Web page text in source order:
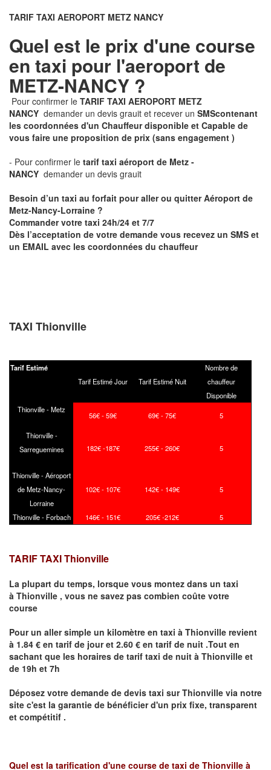
TARIF TAXI AEROPORT METZ NANCY
Quel est le prix d'une course
en taxi pour l'aeroport de
METZ-NANCY ?
Pour confirmer le TARIF TAXI AEROPORT METZ
NANCY demander un devis grauit et recever un SMScontenant
les coordonnées d'un Chauffeur disponible et Capable de
vous faire une proposition de prix (sans engagement )
- Pour confirmer le tarif taxi aéroport de Metz -
NANCY demander un devis grauit
Besoin d’un taxi au forfait pour aller ou quitter Aéroport de
Metz-Nancy-Lorraine ?
Commander votre taxi 24h/24 et 7/7
Dès l’acceptation de votre demande vous recevez un SMS et
un EMAIL avec les coordonnées du chauffeur
TAXI Thionville
Tarif Estimé
Tarif Estimé Jour
Tarif Estimé Nuit
Nombre de
chauffeur
Disponible
Thionville - Metz
56€ - 59€ 69€ - 75€ 5
Thionville -
Sarreguemines
182€ -187€ 255€ - 260€ 5
Thionville - Aéroport
de Metz-Nancy-
Lorraine
102€ - 107€ 142€ - 149€ 5
Thionville - Forbach 146€ - 151€ 205€ -212€ 5
TARIF TAXI Thionville
La plupart du temps, lorsque vous montez dans un taxi
à Thionville , vous ne savez pas combien coûte votre
course
Pour un aller simple un kilomètre en taxi à Thionville revient
à 1.84 € en tarif de jour et 2.60 € en tarif de nuit .Tout en
sachant que les horaires de tarif taxi de nuit à Thionville et
de 19h et 7h
Déposez votre demande de devis taxi surThionville via notre
site c'est la garantie de bénéficier d'un prix fixe, transparent
et compétitif .
Quel est la tarification d'une course de taxi de Thionville à